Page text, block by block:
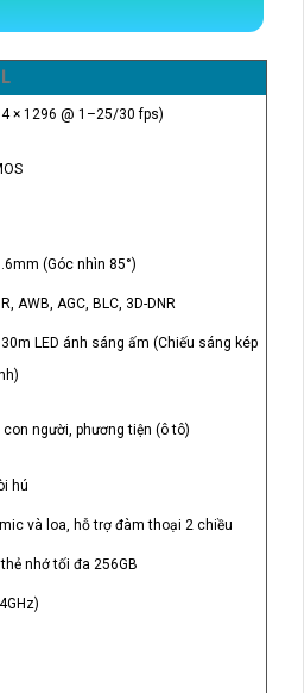
× 1296 @ 1–25/30 fps)
(Góc nhìn 85°)
AWB, AGC, BLC, 3D-DNR
LED ánh sáng ấm (Chiếu sáng kép
con người, phương tiện (ô tô)
hú
và loa, hỗ trợ đàm thoại 2 chiều
nhớ tối đa 256GB